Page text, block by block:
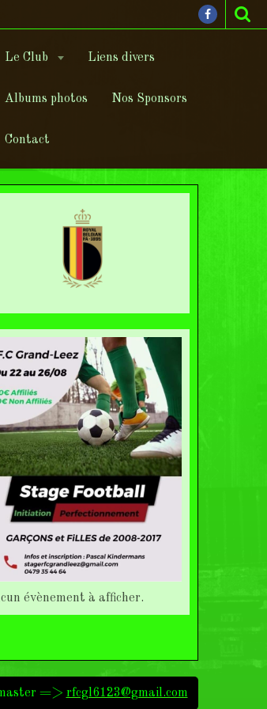
Le Club Liens divers
Albums photos Nos Sponsors
Contact
évènement à afficher.
=> rfcgl6123@gmail.com